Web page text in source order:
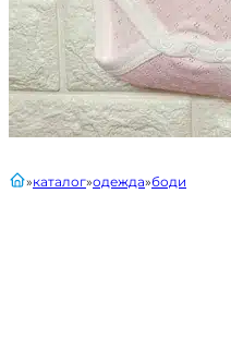
главнаякаталог одежда боди